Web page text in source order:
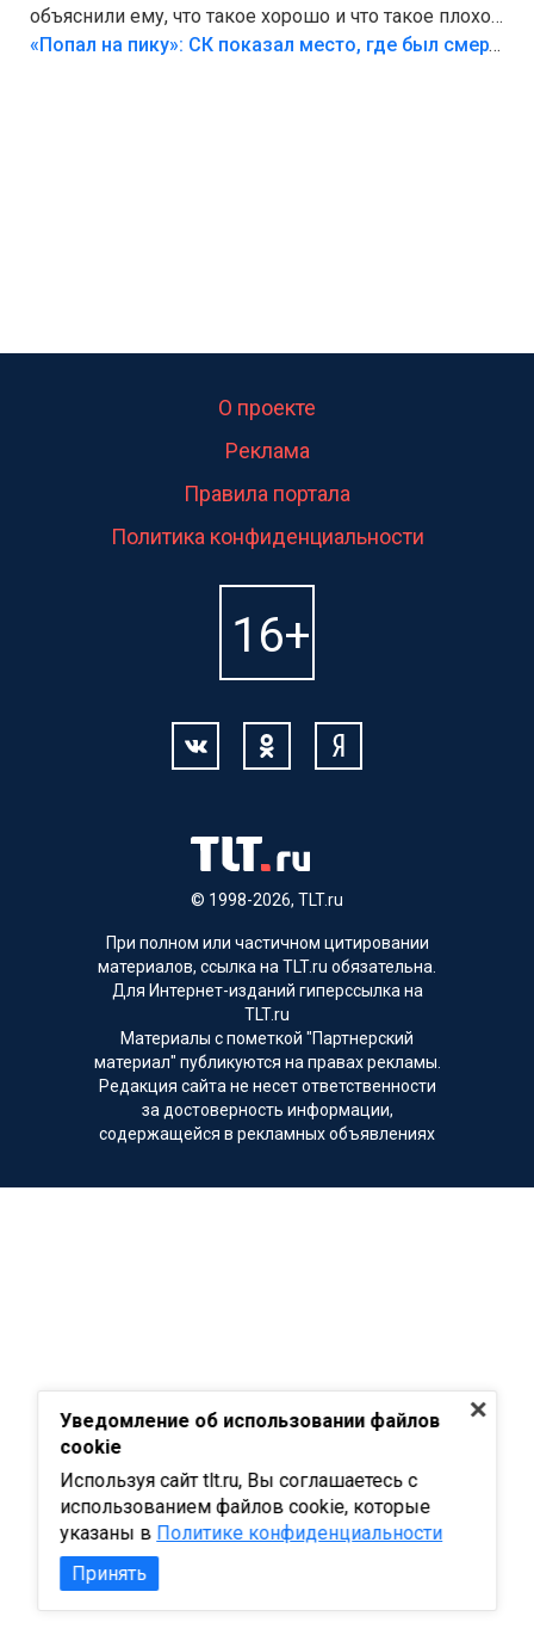
объяснили ему, что такое хорошо и что такое плохо!
Лезть через такой забор,верх безумия,есть же
«Попал на пику»: СК показал место, где был смертельно травмирован ребенок в Тольятти
© 1998-2026, TLT.ru
О проекте
Реклама
Правила портала
Политика конфиденциальности
При полном или частичном цитировании
материалов, ссылка на TLT.ru обязательна.
Для Интернет-изданий гиперссылка на
TLT.ru
Материалы с пометкой "Партнерский
материал" публикуются на правах рекламы.
Редакция сайта не несет ответственности
за достоверность информации,
содержащейся в рекламных объявлениях
Уведомление об использовании файлов
cookie
Используя сайт tlt.ru, Вы соглашаетесь с
использованием файлов cookie, которые
указаны в Политике конфиденциальности
Принять